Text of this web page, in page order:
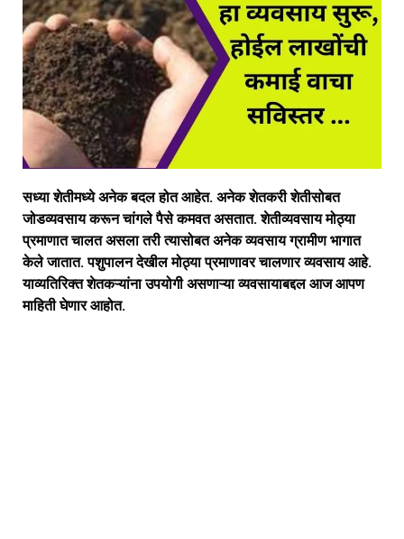
सध्या शेतीमध्ये अनेक बदल होत आहेत. अनेक शेतकरी शेतीसोबत
जोडव्यवसाय करून चांगले पैसे कमवत असतात. शेतीव्यवसाय मोठ्या
प्रमाणात चालत असला तरी त्यासोबत अनेक व्यवसाय ग्रामीण भागात
केले जातात. पशुपालन देखील मोठ्या प्रमाणावर चालणार व्यवसाय आहे.
याव्यतिरिक्त शेतकऱ्यांना उपयोगी असणाऱ्या व्यवसायाबद्दल आज आपण
माहिती घेणार आहोत.